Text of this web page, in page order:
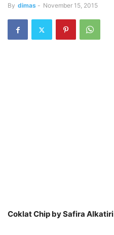
By dimas - November 15, 2015
Coklat Chip by Safira Alkatiri